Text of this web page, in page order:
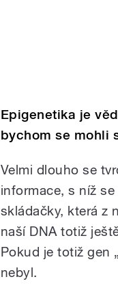
Epigenetika je
bychom se mohli
Velmi dlouho se
informace, s níž
skládačky, která z
naší DNA totiž
Pokud je totiž gen
nebyl.